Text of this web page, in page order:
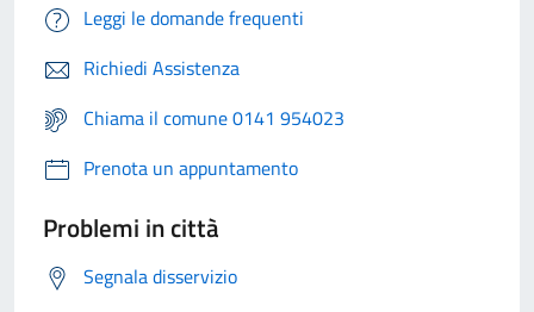
Leggi le domande frequenti
Richiedi Assistenza
Chiama il comune 0141 954023
Prenota un appuntamento
Problemi in città
Segnala disservizio